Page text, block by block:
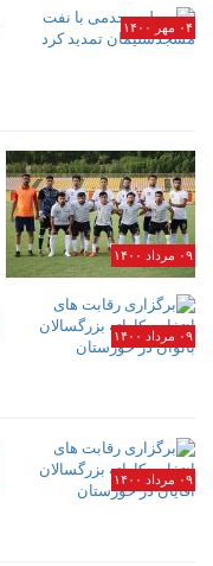
۰۴ مهر ۱۴۰۰
۰۹ مرداد ۱۴۰۰
۰۹ مرداد ۱۴۰۰
۰۹ مرداد ۱۴۰۰